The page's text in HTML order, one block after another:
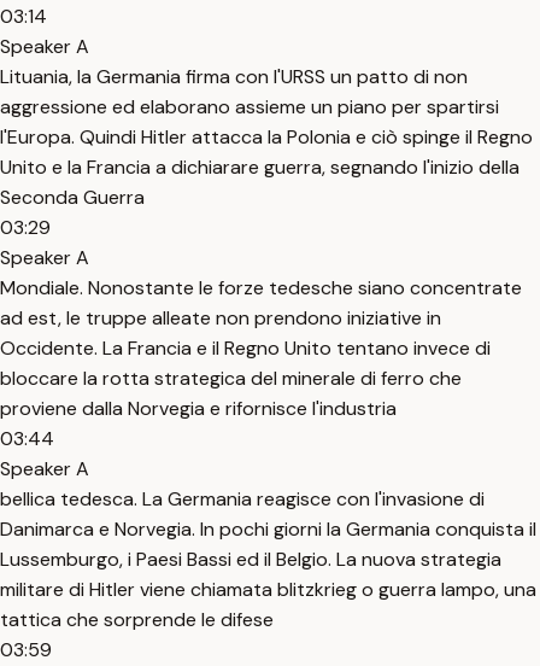
03:14
Speaker A
Lituania, la Germania firma con l'URSS un patto di non
aggressione ed elaborano assieme un piano per spartirsi
l'Europa. Quindi Hitler attacca la Polonia e ciò spinge il Regno
Unito e la Francia a dichiarare guerra, segnando l'inizio della
Seconda Guerra
03:29
Speaker A
Mondiale. Nonostante le forze tedesche siano concentrate
ad est, le truppe alleate non prendono iniziative in
Occidente. La Francia e il Regno Unito tentano invece di
bloccare la rotta strategica del minerale di ferro che
proviene dalla Norvegia e rifornisce l'industria
03:44
Speaker A
bellica tedesca. La Germania reagisce con l'invasione di
Danimarca e Norvegia. In pochi giorni la Germania conquista il
Lussemburgo, i Paesi Bassi ed il Belgio. La nuova strategia
militare di Hitler viene chiamata blitzkrieg o guerra lampo, una
tattica che sorprende le difese
03:59